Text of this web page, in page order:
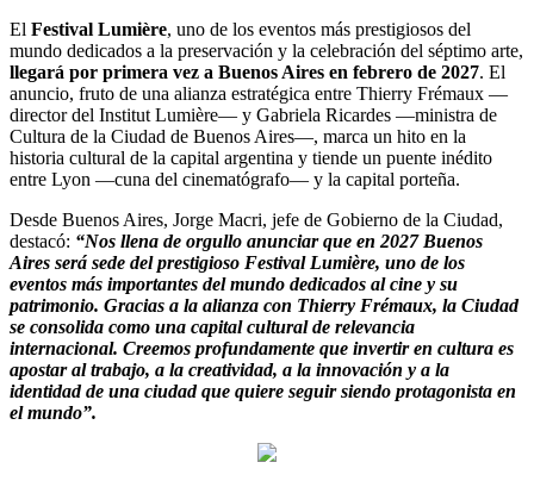
El Festival Lumière, uno de los eventos más prestigiosos del
mundo dedicados a la preservación y la celebración del séptimo arte,
llegará por primera vez a Buenos Aires en febrero de 2027. El
anuncio, fruto de una alianza estratégica entre Thierry Frémaux —
director del Institut Lumière— y Gabriela Ricardes —ministra de
Cultura de la Ciudad de Buenos Aires—, marca un hito en la
historia cultural de la capital argentina y tiende un puente inédito
entre Lyon —cuna del cinematógrafo— y la capital porteña.
Desde Buenos Aires, Jorge Macri, jefe de Gobierno de la Ciudad,
destacó: “Nos llena de orgullo anunciar que en 2027 Buenos
Aires será sede del prestigioso Festival Lumière, uno de los
eventos más importantes del mundo dedicados al cine y su
patrimonio. Gracias a la alianza con Thierry Frémaux, la Ciudad
se consolida como una capital cultural de relevancia
internacional. Creemos profundamente que invertir en cultura es
apostar al trabajo, a la creatividad, a la innovación y a la
identidad de una ciudad que quiere seguir siendo protagonista en
el mundo”.